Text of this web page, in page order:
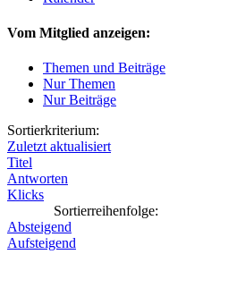
Vom Mitglied anzeigen:
Themen und Beiträge
Nur Themen
Nur Beiträge
Sortierkriterium:
Zuletzt aktualisiert
Titel
Antworten
Klicks
Sortierreihenfolge:
Absteigend
Aufsteigend